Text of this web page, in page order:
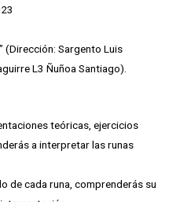
(Dirección: Sargento Luis
L3 Ñuñoa Santiago).
teóricas, ejercicios
a interpretar las runas
de cada runa, comprenderás su